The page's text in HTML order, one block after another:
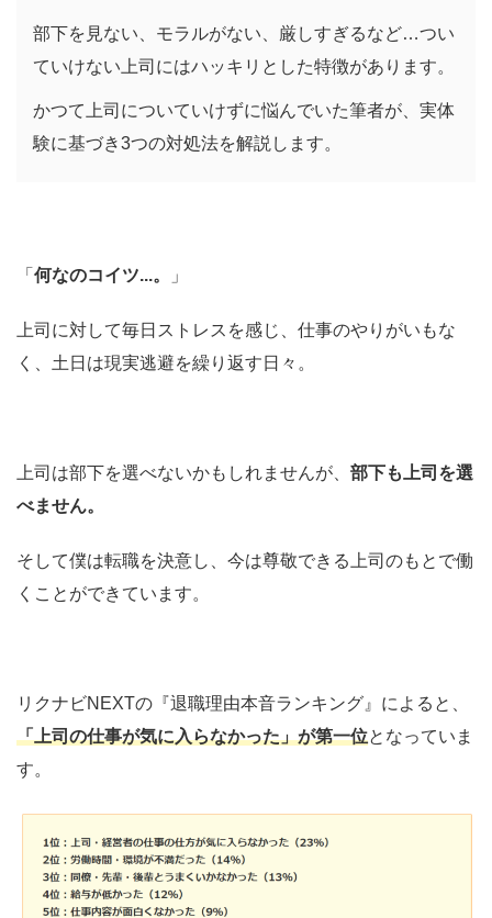
部下を見ない、モラルがない、厳しすぎるなど…つい
ていけない上司にはハッキリとした特徴があります。
かつて上司についていけずに悩んでいた筆者が、実体
験に基づき3つの対処法を解説します。
「 何なのコイツ...。 」
上司に対して毎日ストレスを感じ、仕事のやりがいもな
く、土日は現実逃避を繰り返す日々。
上司は部下を選べないかもしれませんが、 部下も上司を選
べません。
そして僕は転職を決意し、今は尊敬できる上司のもとで働
くことができています。
リクナビNEXTの『退職理由本音ランキング』によると、
「上司の仕事が気に入らなかった」が第一位となっていま
す。